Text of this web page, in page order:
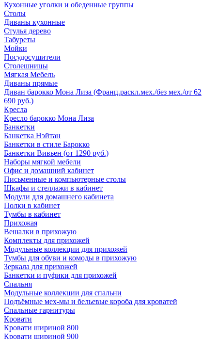
Кухонные уголки и обеденные группы
Столы
Диваны кухонные
Стулья дерево
Табуреты
Мойки
Посудосушители
Столешницы
Мягкая Мебель
Диваны прямые
Диван барокко Мона Лиза (Франц.раскл.мех./без мех./от 62
690 руб.)
Кресла
Кресло барокко Мона Лиза
Банкетки
Банкетка Нэйтан
Банкетки в стиле Барокко
Банкетки Вивьен (от 1290 руб.)
Наборы мягкой мебели
Офис и домашний кабинет
Письменные и компьютерные столы
Шкафы и стеллажи в кабинет
Модули для домашнего кабинета
Полки в кабинет
Тумбы в кабинет
Прихожая
Вешалки в прихожую
Комплекты для прихожей
Модульные коллекции для прихожей
Тумбы для обуви и комоды в прихожую
Зеркала для прихожей
Банкетки и пуфики для прихожей
Спальня
Модульные коллекции для спальни
Подъёмные мех-мы и бельевые короба для кроватей
Спальные гарнитуры
Кровати
Кровати шириной 800
Кровати шириной 900